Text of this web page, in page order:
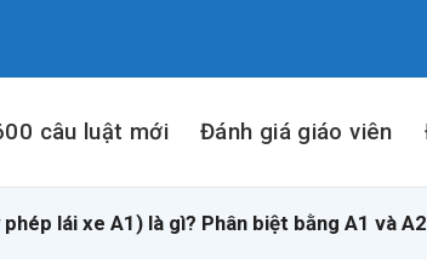
câu luật mới Đánh giá giáo viên
lái xe A1) là gì? Phân biệt bằng A1 và A2